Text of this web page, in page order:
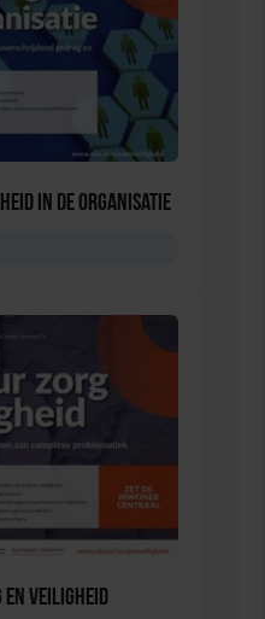
in de Organisatie
en veiligheid